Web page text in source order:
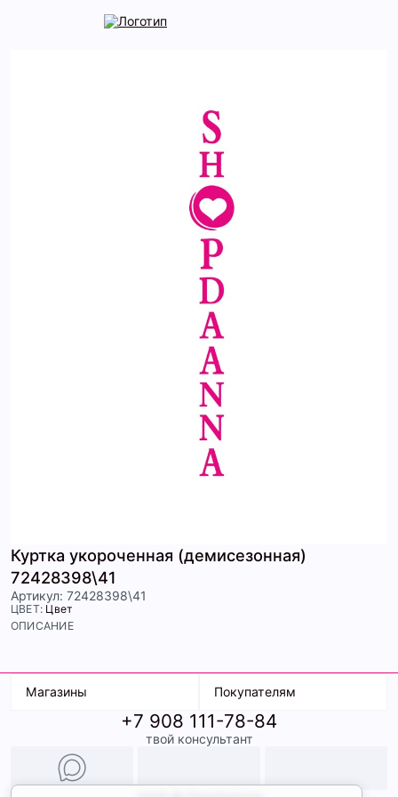
Куртка укороченная (демисезонная)
72428398\41
Артикул: 72428398\41
ЦВЕТ: Цвет
ОПИСАНИЕ
Магазины
ТК Терминал
ТРК Континент
Покупателям
Доставка
Условия оплаты
Образы
+7 908 111-78-84
твой консультант